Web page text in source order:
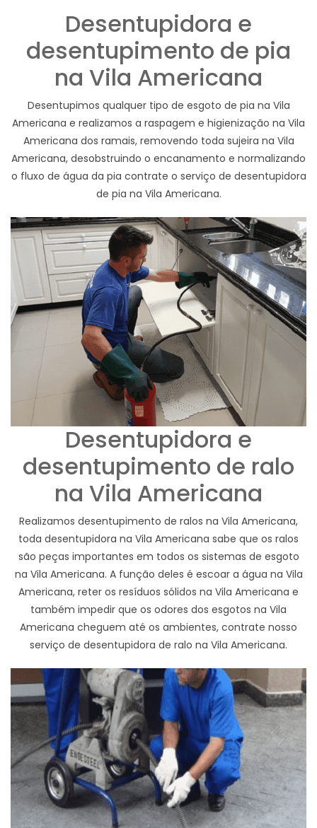
Desentupidora e
desentupimento de pia
na Vila Americana
Desentupimos qualquer tipo de esgoto de pia na Vila
Americana e realizamos a raspagem e higienização na Vila
Americana dos ramais, removendo toda sujeira na Vila
Americana, desobstruindo o encanamento e normalizando
o fluxo de água da pia contrate o serviço de desentupidora
de pia na Vila Americana.
Desentupidora e
desentupimento de ralo
na Vila Americana
Realizamos desentupimento de ralos na Vila Americana,
toda desentupidora na Vila Americana sabe que os ralos
são peças importantes em todos os sistemas de esgoto
na Vila Americana. A função deles é escoar a água na Vila
Americana, reter os resíduos sólidos na Vila Americana e
também impedir que os odores dos esgotos na Vila
Americana cheguem até os ambientes, contrate nosso
serviço de desentupidora de ralo na Vila Americana.